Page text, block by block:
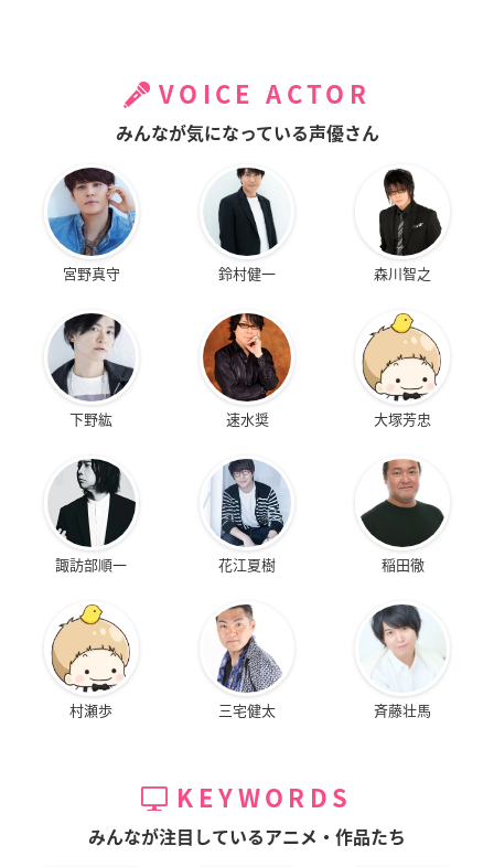
VOICE ACTOR
みんなが気になっている声優さん
宮野真守 鈴村健一 森川智之
下野紘 速水奨 大塚芳忠
諏訪部順一 花江夏樹 稲田徹
村瀬歩 三宅健太 斉藤壮馬
KEYWORDS
みんなが注目しているアニメ・作品たち